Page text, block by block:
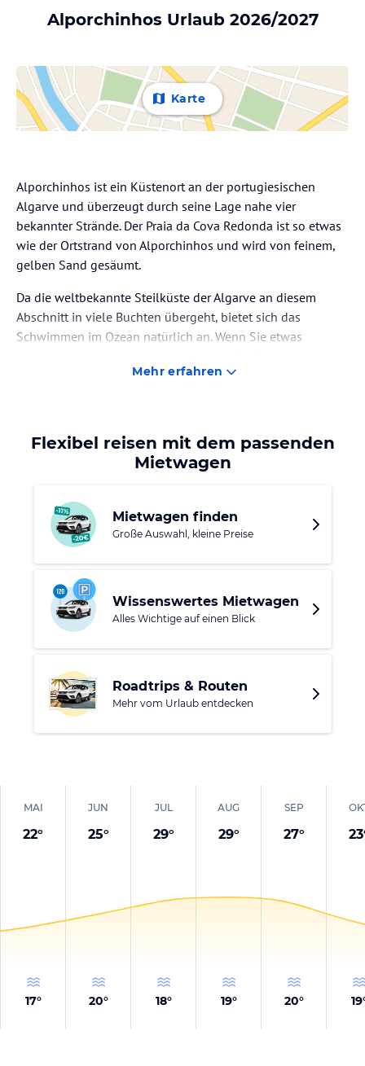
Alporchinhos Urlaub 2026/2027
Karte
Alporchinhos ist ein Küstenort an der portugiesischen
Algarve und überzeugt durch seine Lage nahe vier
bekannter Strände. Der Praia da Cova Redonda ist so etwas
wie der Ortstrand von Alporchinhos und wird von feinem,
gelben Sand gesäumt.
Da die weltbekannte Steilküste der Algarve an diesem
Abschnitt in viele Buchten übergeht, bietet sich das
Schwimmen im Ozean natürlich an. Wenn Sie etwas
spannende Alternative.
sowie den typischen weißen Häusern ist dennoch
unkompliziert erreichbar.
Mehr erfahren
Flexibel reisen mit dem passenden
Mietwagen
Mietwagen finden
Große Auswahl, kleine Preise
Wissenswertes Mietwagen
Alles Wichtige auf einen Blick
Roadtrips & Routen
Mehr vom Urlaub entdecken
MAI
22°
17°
JUN
25°
20°
JUL
29°
18°
AUG
29°
19°
SEP
27°
20°
23
19